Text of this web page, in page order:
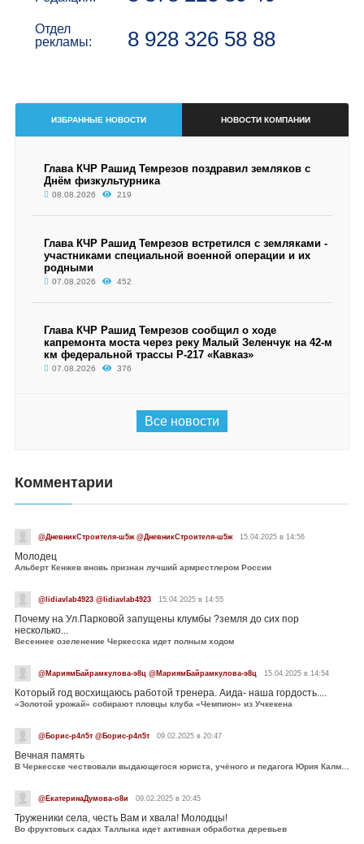
Отдел
рекламы:
8 928 326 58 88
ИЗБРАННЫЕ НОВОСТИ НОВОСТИ КОМПАНИИ
Глава КЧР Рашид Темрезов поздравил земляков с
Днём физкультурника
08.08.2026 219
Глава КЧР Рашид Темрезов встретился с земляками -
участниками специальной военной операции и их
родными
07.08.2026 452
Глава КЧР Рашид Темрезов сообщил о ходе
капремонта моста через реку Малый Зеленчук на 42-м
км федеральной трассы Р-217 «Кавказ»
07.08.2026 376
Все новости
Комментарии
@ДневникСтроителя-ш5ж @ДневникСтроителя-ш5ж 15.04.2025 в 14:56
Молодец
Альберт Кенжев вновь признан лучший армрестлером России
@lidiavlab4923 @lidiavlab4923 15.04.2025 в 14:55
Почему на Ул.Парковой запущены клумбы ?земля до сих пор
несколько...
Весеннее озеленение Черкесска идет полным ходом
@МариямБайрамкулова-э8ц @МариямБайрамкулова-э8ц 15.04.2025 в 14:54
Который год восхищаюсь работой тренера. Аида- наша гордость....
«Золотой урожай» собирают пловцы клуба «Чемпион» из Учкекена
@Борис-р4л5т @Борис-р4л5т 09.02.2025 в 20:47
Вечная память
В Черкесске чествовали выдающегося юриста, учёного и педагога Юрия Калмыкова
@ЕкатеринаДумова-о8и 09.02.2025 в 20:45
Труженики села, честь Вам и хвала! Молодцы!
Во фруктовых садах Таллыка идет активная обработка деревьев